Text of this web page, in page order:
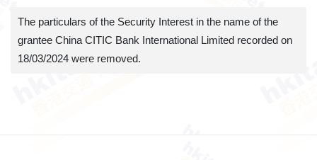
The particulars of the Security Interest in the name of the
grantee China CITIC Bank International Limited recorded on
18/03/2024 were removed.